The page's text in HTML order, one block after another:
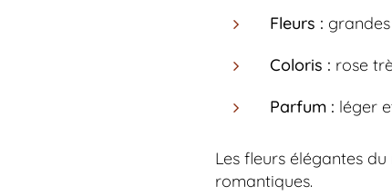
Fleurs :
Coloris : rose
Parfum : léger
Les fleurs élégantes
romantiques.